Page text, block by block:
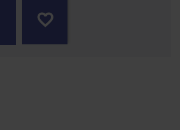
favorite_border